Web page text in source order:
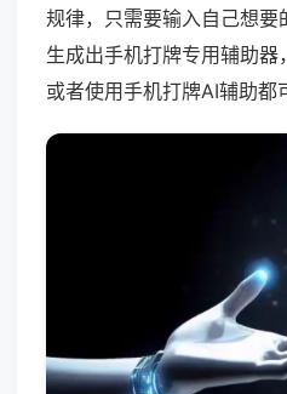
规律，只需要输入自己想要
生成出手机打牌专用辅助
或者使用手机打牌AI辅助都